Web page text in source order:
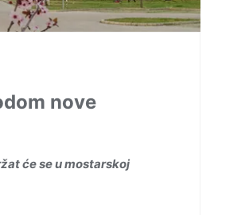
nove
će se u mostarskoj